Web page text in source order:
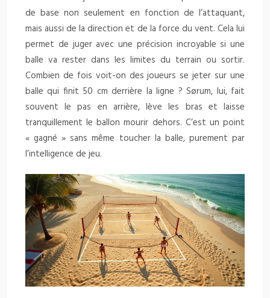
de base non seulement en fonction de l’attaquant,
mais aussi de la direction et de la force du vent. Cela lui
permet de juger avec une précision incroyable si une
balle va rester dans les limites du terrain ou sortir.
Combien de fois voit-on des joueurs se jeter sur une
balle qui finit 50 cm derrière la ligne ? Sørum, lui, fait
souvent le pas en arrière, lève les bras et laisse
tranquillement le ballon mourir dehors. C’est un point
« gagné » sans même toucher la balle, purement par
l’intelligence de jeu.